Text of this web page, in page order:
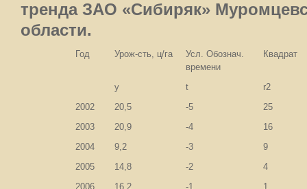
тренда ЗАО «Сибиряк»
области.
Год Урож-сть, ц/га
Усл. Обознач.
времени
Квадрат
у t
r2
2002
20,5 -5
25
2003
20,9 -4
16
2004
9,2 -3
9
2005
14,8 -2
4
2006
16,2 -1
1